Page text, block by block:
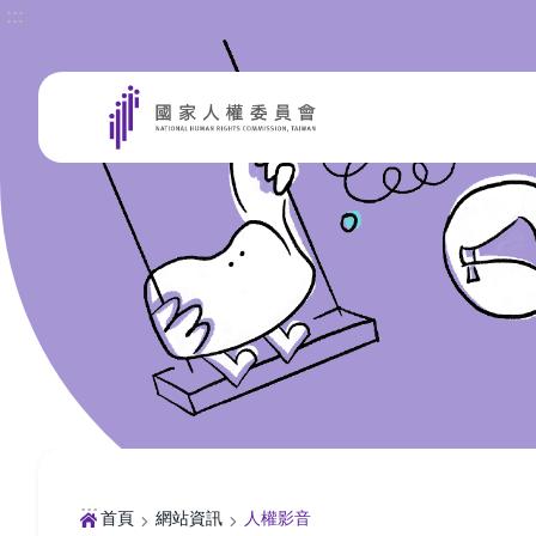
前往主要內容區塊
:::
:::首頁 網站資訊 人權影音